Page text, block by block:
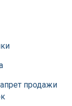
продажи